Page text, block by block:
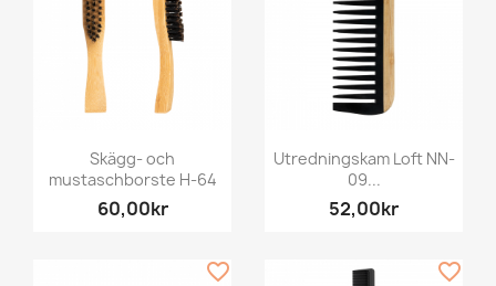
Skägg- och
mustaschborste H-64
60,00kr
Utredningskam Loft NN-
09...
52,00kr
favorite_border favorite_border